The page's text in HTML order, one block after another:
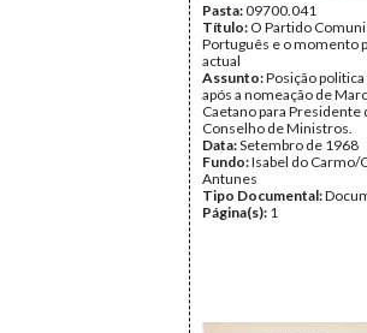
Pasta:09700.041
Título: O Partido
Português e o momento
actual
Assunto:Posição politica
após a nomeação de
Caetano para Presidente
Conselho de Ministros.
Data:Setembro de 1968
Fundo:Isabel do Carmo/
Antunes
Tipo Documental:
Página(s): 1